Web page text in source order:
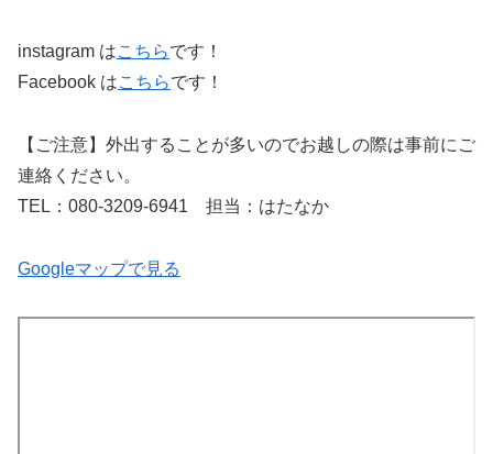
instagram はこちらです！
Facebook はこちらです！
【ご注意】外出することが多いのでお越しの際は事前にご
連絡ください。
TEL：080-3209-6941 担当：はたなか
Googleマップで見る